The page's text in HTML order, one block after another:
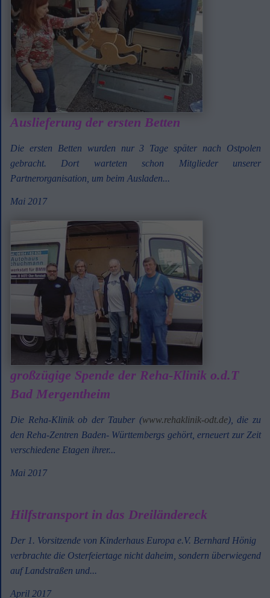
Auslieferung der ersten Betten
Die ersten Betten wurden nur 3 Tage später nach Ostpolen
gebracht. Dort warteten schon Mitglieder unserer
Partnerorganisation, um beim Ausladen...
Mai 2017
großzügige Spende der Reha-Klinik o.d.T
Bad Mergentheim
Die Reha-Klinik ob der Tauber (www.rehaklinik-odt.de), die zu
den Reha-Zentren Baden- Württembergs gehört, erneuert zur Zeit
verschiedene Etagen ihrer...
Mai 2017
Hilfstransport in das Dreiländereck
Der 1. Vorsitzende von Kinderhaus Europa e.V. Bernhard Hönig
verbrachte die Osterfeiertage nicht daheim, sondern überwiegend
auf Landstraßen und...
April 2017